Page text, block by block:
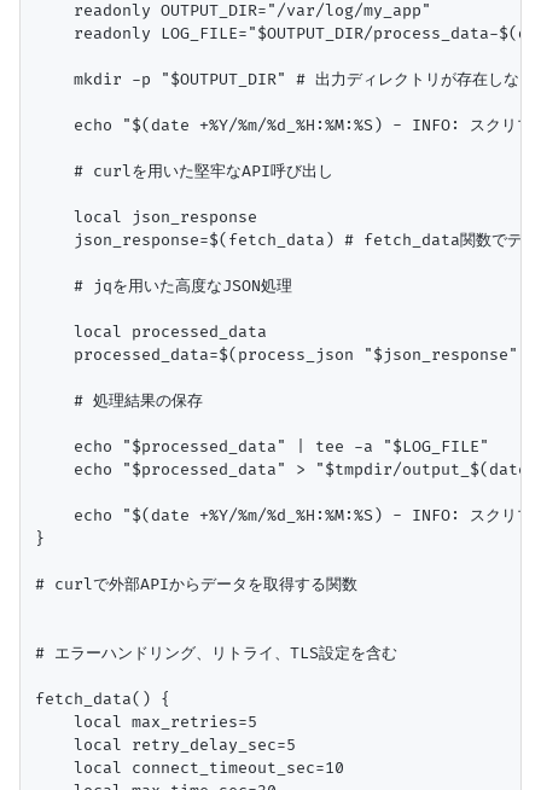
    readonly OUTPUT_DIR="/var/log/my_app"
readonly LOG_FILE="$OUTPUT_DIR/process_data-
mkdir -p "$OUTPUT_DIR" # 出力ディレクトリが存在しない
echo "$(date +%Y/%m/%d_%H:%M:%S) - INFO: スクリプ
    # curlを用いた堅牢なAPI呼び出し
    local json_response
json_response=$(fetch_data) # fetch_data関数でデー
    # jqを用いた高度なJSON処理
    local processed_data
processed_data=$(process_json "$json_response") #
    # 処理結果の保存
    echo "$processed_data" | tee -a "$LOG_FILE"
echo "$processed_data" > "$tmpdir/output_$(date
echo "$(date +%Y/%m/%d_%H:%M:%S) - INFO: スクリプ
}
# curlで外部APIからデータを取得する関数
# エラーハンドリング、リトライ、TLS設定を含む
fetch_data() {
    local max_retries=5
    local retry_delay_sec=5
    local connect_timeout_sec=10